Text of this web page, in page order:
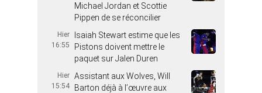
Michael Jordan et Scottie
Pippen de se réconcilier
Hier
16:55
Isaiah Stewart estime que les
Pistons doivent mettre le
paquet sur Jalen Duren
Hier
15:54
Assistant aux Wolves, Will
Barton déjà à l’œuvre aux